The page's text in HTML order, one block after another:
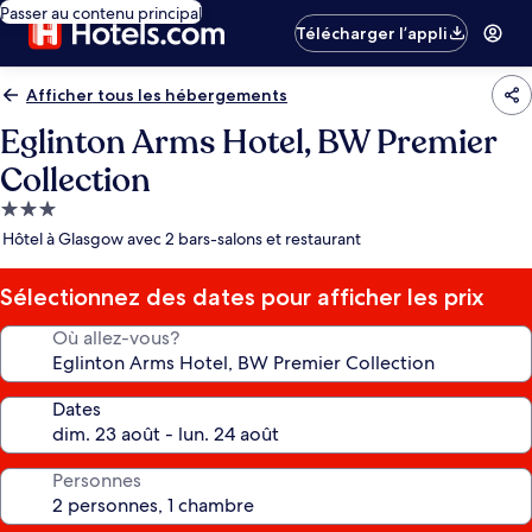
Passer au contenu principal
Télécharger l’appli
Afficher tous les hébergements
Eglinton Arms Hotel, BW Premier
Collection
Hébergement
3.0 étoiles
Hôtel à Glasgow avec 2 bars-salons et restaurant
Sélectionnez des dates pour afficher les prix
Où allez-vous?
Dates
Personnes